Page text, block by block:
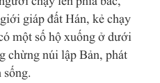
giáp đất Hán, kẻ chạy
một số hộ xuống ở dưới
chừng núi lập Bản, phát